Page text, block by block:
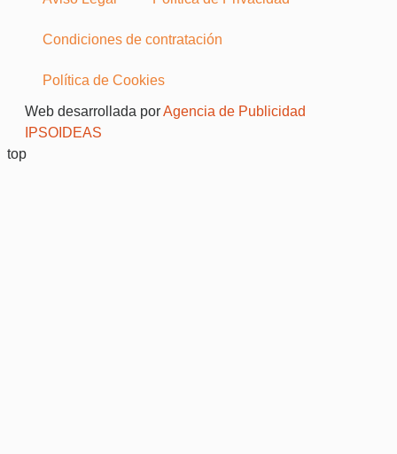
Condiciones de contratación
Política de Cookies
Web desarrollada porAgencia de Publicidad
IPSOIDEAS
top